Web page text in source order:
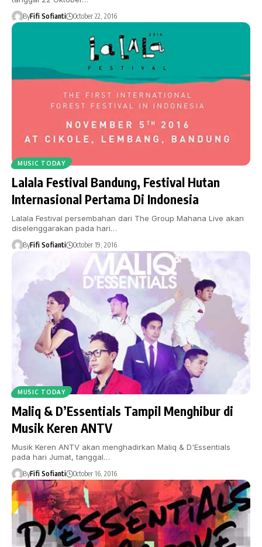
ByFifi Sofianti October 22, 2016
MUSIC TODAY
Lalala Festival Bandung, Festival Hutan
Internasional Pertama Di Indonesia
Lalala Festival persembahan dari The Group Mahana Live akan
diselenggarakan pada hari…
ByFifi Sofianti October 19, 2016
MUSIC TODAY
Maliq & D’Essentials Tampil Menghibur di
Musik Keren ANTV
Musik Keren ANTV akan menghadirkan Maliq & D'Essentials
pada hari Jumat, tanggal…
ByFifi Sofianti October 16, 2016